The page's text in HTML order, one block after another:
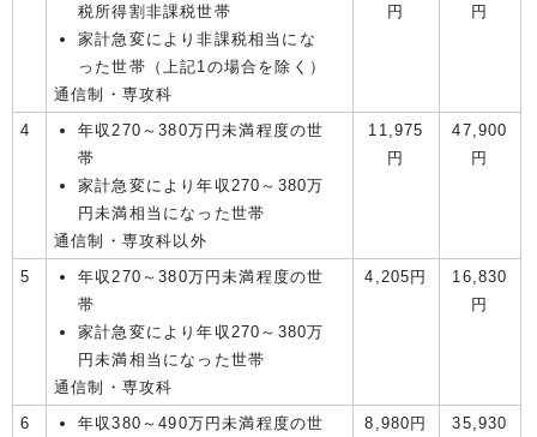
税所得割非課税世帯
家計急変により非課税相当にな
った世帯（上記1の場合を除く）
通信制・専攻科
円
円
4
年収270～380万円未満程度の世
帯
家計急変により年収270～380万
円未満相当になった世帯
通信制・専攻科以外
11,975
円
47,900
円
5
年収270～380万円未満程度の世
帯
家計急変により年収270～380万
円未満相当になった世帯
通信制・専攻科
4,205円
16,830
円
6
年収380～490万円未満程度の世
8,980円
35,930